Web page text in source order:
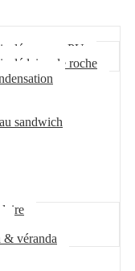
mousse PU
laine de roche
sandwich
& véranda